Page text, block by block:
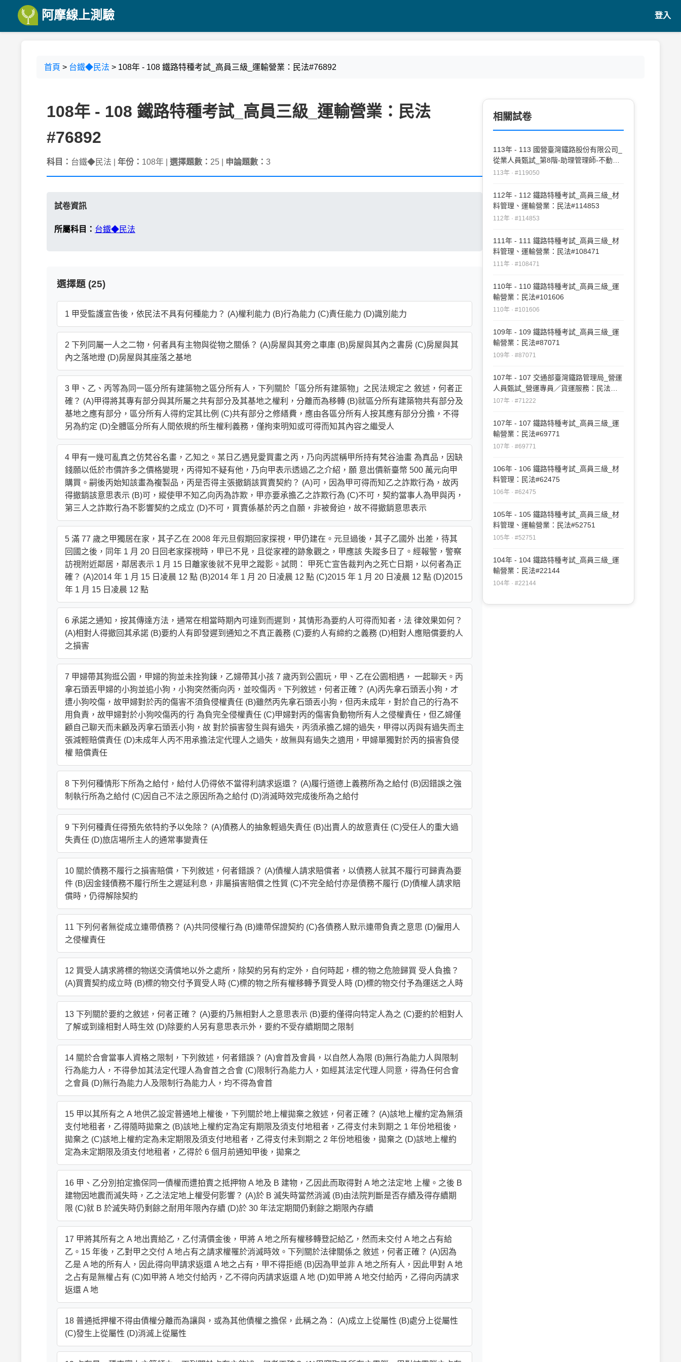
阿摩線上測驗 登入
首頁 > 台鐵◆民法 > 108年 - 108 鐵路特種考試_高員三級_運輸營業：民法#76892
108年 - 108 鐵路特種考試_高員三級_運輸營業：民法
#76892
科目： 台鐵◆民法 | 年份： 108年 | 選擇題數： 25 | 申論題數： 3
試卷資訊
所屬科目： 台鐵◆民法
選擇題 (25)
1 甲受監護宣告後，依民法不具有何種能力？ (A)權利能力 (B)行為能力 (C)責任能力 (D)識別能力
2 下列同屬一人之二物，何者具有主物與從物之關係？ (A)房屋與其旁之車庫 (B)房屋與其內之書房 (C)房屋與其
內之落地燈 (D)房屋與其座落之基地
3 甲、乙、丙等為同一區分所有建築物之區分所有人，下列關於「區分所有建築物」之民法規定之 敘述，何者正
確？ (A)甲得將其專有部分與其所屬之共有部分及其基地之權利，分離而為移轉 (B)就區分所有建築物共有部分及
基地之應有部分，區分所有人得約定其比例 (C)共有部分之修繕費，應由各區分所有人按其應有部分分擔，不得
另為約定 (D)全體區分所有人間依規約所生權利義務，僅拘束明知或可得而知其內容之繼受人
4 甲有一幾可亂真之仿梵谷名畫，乙知之。某日乙遇見愛買畫之丙，乃向丙謊稱甲所持有梵谷油畫 為真品，因缺
錢願以低於市價許多之價格變現，丙得知不疑有他，乃向甲表示透過乙之介紹，願 意出價新臺幣 500 萬元向甲
購買。嗣後丙始知該畫為複製品，丙是否得主張撤銷該買賣契約？ (A)可，因為甲可得而知乙之詐欺行為，故丙
得撤銷該意思表示 (B)可，縱使甲不知乙向丙為詐欺，甲亦要承擔乙之詐欺行為 (C)不可，契約當事人為甲與丙，
第三人之詐欺行為不影響契約之成立 (D)不可，買賣係基於丙之自願，非被脅迫，故不得撤銷意思表示
5 滿 77 歲之甲獨居在家，其子乙在 2008 年元旦假期回家探視，甲仍建在。元旦過後，其子乙國外 出差，待其
回國之後，同年 1 月 20 日回老家探視時，甲已不見，且從家裡的跡象觀之，甲應該 失蹤多日了。經報警，警察
訪視附近鄰居，鄰居表示 1 月 15 日離家後就不見甲之蹤影。試問： 甲死亡宣告裁判內之死亡日期，以何者為正
確？ (A)2014 年 1 月 15 日凌晨 12 點 (B)2014 年 1 月 20 日凌晨 12 點 (C)2015 年 1 月 20 日凌晨 12 點 (D)2015
年 1 月 15 日凌晨 12 點
6 承諾之通知，按其傳達方法，通常在相當時期內可達到而遲到，其情形為要約人可得而知者，法 律效果如何？
(A)相對人得撤回其承諾 (B)要約人有即發遲到通知之不真正義務 (C)要約人有締約之義務 (D)相對人應賠償要約人
之損害
7 甲婦帶其狗逛公園，甲婦的狗並未拴狗鍊，乙婦帶其小孩 7 歲丙到公園玩，甲、乙在公園相遇， 一起聊天。丙
拿石頭丟甲婦的小狗並追小狗，小狗突然衝向丙，並咬傷丙。下列敘述，何者正確？ (A)丙先拿石頭丟小狗，才
遭小狗咬傷，故甲婦對於丙的傷害不須負侵權責任 (B)雖然丙先拿石頭丟小狗，但丙未成年，對於自己的行為不
用負責，故甲婦對於小狗咬傷丙的行 為負完全侵權責任 (C)甲婦對丙的傷害負動物所有人之侵權責任，但乙婦僅
顧自己聊天而未顧及丙拿石頭丟小狗，故 對於損害發生與有過失，丙須承擔乙婦的過失，甲得以丙與有過失而主
張減輕賠償責任 (D)未成年人丙不用承擔法定代理人之過失，故無與有過失之適用，甲婦單獨對於丙的損害負侵
權 賠償責任
8 下列何種情形下所為之給付，給付人仍得依不當得利請求返還？ (A)履行道德上義務所為之給付 (B)因錯誤之強
制執行所為之給付 (C)因自己不法之原因所為之給付 (D)消滅時效完成後所為之給付
9 下列何種責任得預先依特約予以免除？ (A)債務人的抽象輕過失責任 (B)出賣人的故意責任 (C)受任人的重大過
失責任 (D)旅店場所主人的通常事變責任
10 關於債務不履行之損害賠償，下列敘述，何者錯誤？ (A)債權人請求賠償者，以債務人就其不履行可歸責為要
件 (B)因金錢債務不履行所生之遲延利息，非屬損害賠償之性質 (C)不完全給付亦是債務不履行 (D)債權人請求賠
償時，仍得解除契約
11 下列何者無從成立連帶債務？ (A)共同侵權行為 (B)連帶保證契約 (C)各債務人默示連帶負責之意思 (D)僱用人
之侵權責任
12 買受人請求將標的物送交清償地以外之處所，除契約另有約定外，自何時起，標的物之危險歸買 受人負擔？
(A)買賣契約成立時 (B)標的物交付予買受人時 (C)標的物之所有權移轉予買受人時 (D)標的物交付予為運送之人時
13 下列關於要約之敘述，何者正確？ (A)要約乃無相對人之意思表示 (B)要約僅得向特定人為之 (C)要約於相對人
了解或到達相對人時生效 (D)除要約人另有意思表示外，要約不受存續期間之限制
14 關於合會當事人資格之限制，下列敘述，何者錯誤？ (A)會首及會員，以自然人為限 (B)無行為能力人與限制
行為能力人，不得參加其法定代理人為會首之合會 (C)限制行為能力人，如經其法定代理人同意，得為任何合會
之會員 (D)無行為能力人及限制行為能力人，均不得為會首
15 甲以其所有之 A 地供乙設定普通地上權後，下列關於地上權拋棄之敘述，何者正確？ (A)該地上權約定為無須
支付地租者，乙得隨時拋棄之 (B)該地上權約定為定有期限及須支付地租者，乙得支付未到期之 1 年份地租後，
拋棄之 (C)該地上權約定為未定期限及須支付地租者，乙得支付未到期之 2 年份地租後，拋棄之 (D)該地上權約
定為未定期限及須支付地租者，乙得於 6 個月前通知甲後，拋棄之
16 甲、乙分別拍定擔保同一債權而遭拍賣之抵押物 A 地及 B 建物，乙因此而取得對 A 地之法定地 上權。之後 B
建物因地震而滅失時，乙之法定地上權受何影響？ (A)於 B 滅失時當然消滅 (B)由法院判斷是否存續及得存續期
限 (C)就 B 於滅失時仍剩餘之耐用年限內存續 (D)於 30 年法定期間仍剩餘之期限內存續
17 甲將其所有之 A 地出賣給乙，乙付清價金後，甲將 A 地之所有權移轉登記給乙，然而未交付 A 地之占有給
乙。15 年後，乙對甲之交付 A 地占有之請求權罹於消滅時效。下列關於法律關係之 敘述，何者正確？ (A)因為
乙是 A 地的所有人，因此得向甲請求返還 A 地之占有，甲不得拒絕 (B)因為甲並非 A 地之所有人，因此甲對 A 地
之占有是無權占有 (C)如甲將 A 地交付給丙，乙不得向丙請求返還 A 地 (D)如甲將 A 地交付給丙，乙得向丙請求
返還 A 地
18 普通抵押權不得由債權分離而為讓與，或為其他債權之擔保，此稱之為： (A)成立上從屬性 (B)處分上從屬性
(C)發生上從屬性 (D)消滅上從屬性
相關試卷
113年 - 113 國營臺灣鐵路股份有限公司_
從業人員甄試_第8階-助理管理師-不動產
經營、法務：民法#119050
113年 · #119050
112年 - 112 鐵路特種考試_高員三級_材
料管理、運輸營業：民法#114853
112年 · #114853
111年 - 111 鐵路特種考試_高員三級_材
料管理、運輸營業：民法#108471
111年 · #108471
110年 - 110 鐵路特種考試_高員三級_運
輸營業：民法#101606
110年 · #101606
109年 - 109 鐵路特種考試_高員三級_運
輸營業：民法#87071
109年 · #87071
107年 - 107 交通部臺灣鐵路管理局_營運
人員甄試_營運專員／貨運服務：民法
#71222
107年 · #71222
107年 - 107 鐵路特種考試_高員三級_運
輸營業：民法#69771
107年 · #69771
106年 - 106 鐵路特種考試_高員三級_材
料管理：民法#62475
106年 · #62475
105年 - 105 鐵路特種考試_高員三級_材
料管理、運輸營業：民法#52751
105年 · #52751
104年 - 104 鐵路特種考試_高員三級_運
輸營業：民法#22144
104年 · #22144